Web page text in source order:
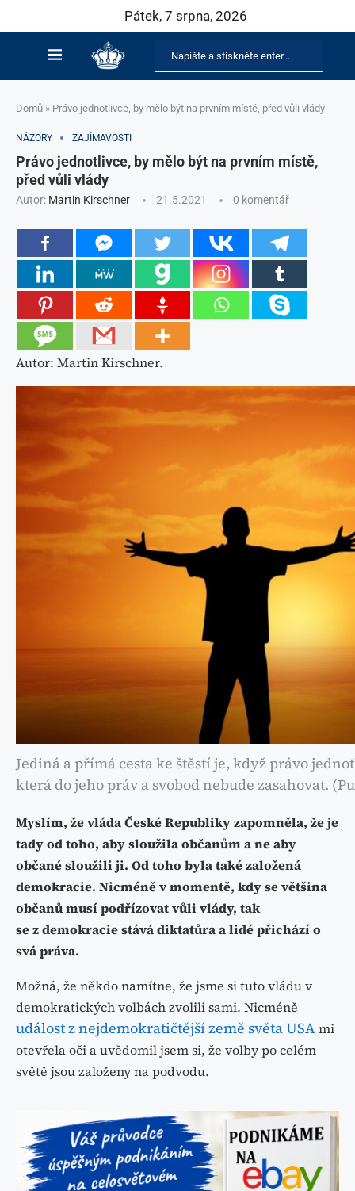
Pátek, 7 srpna, 2026
Domů » Právo jednotlivce, by mělo být na prvním místě, před vůli vlády
NÁZORY ZAJÍMAVOSTI
Právo jednotlivce, by mělo být na prvním místě,
před vůli vlády
Autor: Martin Kirschner 21.5.2021 0 komentář
Autor: Martin Kirschner.
Jediná a přímá cesta ke štěstí je, když právo
která do jeho práv a svobod nebude zasahovat.
Myslím, že vláda České Republiky zapomněla, že je
tady od toho, aby sloužila občanům a ne aby
občané sloužili ji. Od toho byla také založená
demokracie. Nicméně v momentě, kdy se většina
občanů musí podřízovat vůli vlády, tak
se z demokracie stává diktatůra a lidé přichází o
svá práva.
Možná, že někdo namítne, že jsme si tuto vládu v
demokratických volbách zvolili sami. Nicméně
událost z nejdemokratičtější země světa USAmi
otevřela oči a uvědomil jsem si, že volby po celém
světě jsou založeny na podvodu.